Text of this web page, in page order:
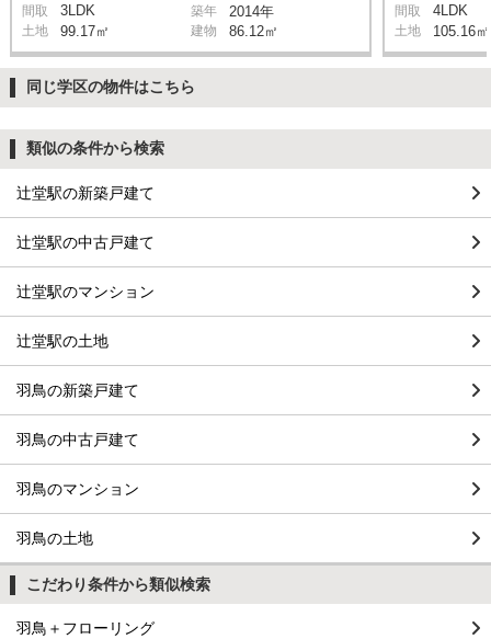
間取 3LDK 築年 2014年
土地 99.17㎡ 建物 86.12㎡
間取 4LDK
土地 105.16㎡
同じ学区の物件はこちら
類似の条件から検索
辻堂駅の新築戸建て
辻堂駅の中古戸建て
辻堂駅のマンション
辻堂駅の土地
羽鳥の新築戸建て
羽鳥の中古戸建て
羽鳥のマンション
羽鳥の土地
こだわり条件から類似検索
羽鳥＋フローリング